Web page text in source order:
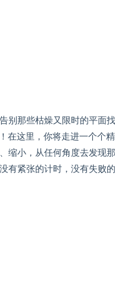
别那些枯燥又限时的平面
在这里，你将走进一个个
缩小，从任何角度去发现
有紧张的计时，没有失败